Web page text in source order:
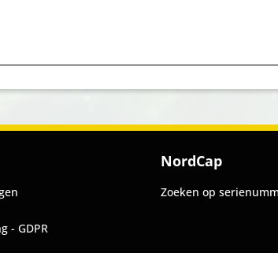
- GDPR
NordCap
Zoeken op